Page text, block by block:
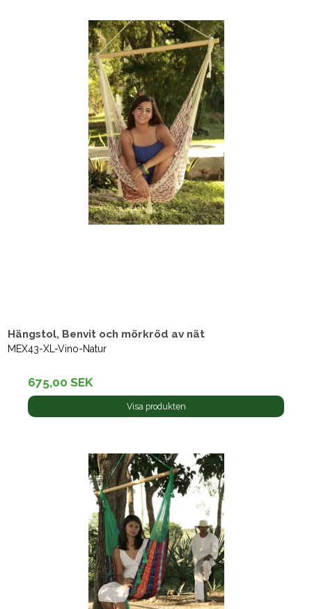
Hängstol, Benvit och mörkröd av nät
MEX43-XL-Vino-Natur
675,00 SEK
Visa produkten